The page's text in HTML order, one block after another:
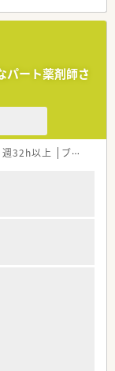
大切にしたい方
クの隣に位置する
位置します
る牛久大仏から
パート薬剤師さ
週32h以上 ブランク可